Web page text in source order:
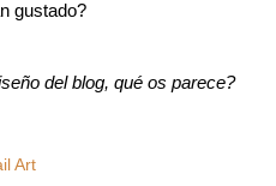
gustado?
del blog, qué os parece?
Art